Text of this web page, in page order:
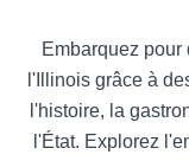
Embarquez
l'Illinois grâce à
l'histoire, la
l'État. Explorez